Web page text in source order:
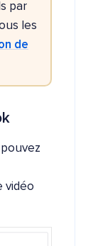
par
les
de
vidéo